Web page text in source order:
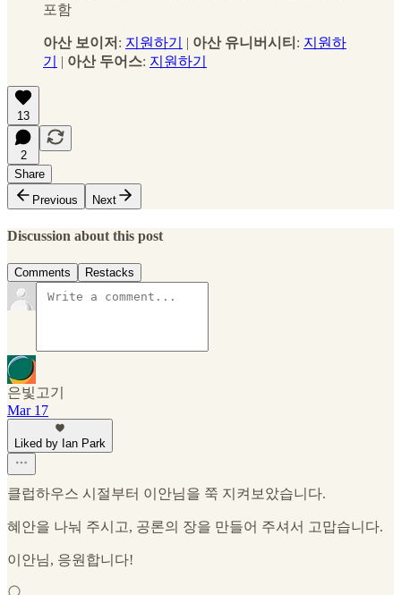
포함
아산 보이저 : 지원하기 | 아산 유니버시티 : 지원하
기
| 아산 두어스: 지원하기
13
2
Share
Previous
Next
Discussion about this post
Comments Restacks
은빛고기
Mar 17
Liked by Ian Park
클럽하우스 시절부터 이안님을 쭉 지켜보았습니다.
혜안을 나눠 주시고, 공론의 장을 만들어 주셔서 고맙습니다.
이안님, 응원합니다!